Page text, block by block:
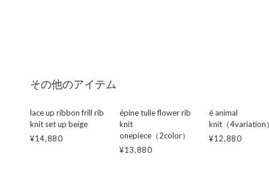
その他のアイテム
lace up ribbon frill rib
knit set up beige
¥14,880
épine tulle flower rib
knit
onepiece（2color）
¥13,880
é animal
knit（4variation
¥12,880